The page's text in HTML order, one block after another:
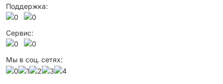
Поддержка:
Сервис:
Мы в соц. сетях: